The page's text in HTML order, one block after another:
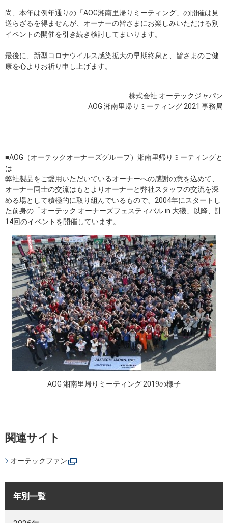
尚、本年は例年通りの「AOG湘南里帰りミーティング」の開催は見
送らざるを得ませんが、オーナーの皆さまにお楽しみいただける別
イベントの開催を引き続き検討してまいります。
最後に、新型コロナウイルス感染拡大の早期終息と、皆さまのご健
康を心よりお祈り申し上げます。
株式会社 オーテックジャパン
AOG 湘南里帰りミーティング 2021 事務局
■AOG（オーテックオーナーズグループ）湘南里帰りミーティングと
は
弊社製品をご愛用いただいているオーナーへの感謝の意を込めて、
オーナー同士の交流はもとよりオーナーと弊社スタッフの交流を深
める場として積極的に取り組んでいるもので、2004年にスタートし
た前身の「オーテック オーナーズフェスティバル in 大磯」以降、計
14回のイベントを開催しています。
AOG 湘南里帰りミーティング 2019の様子
関連サイト
オーテックファン
年別一覧